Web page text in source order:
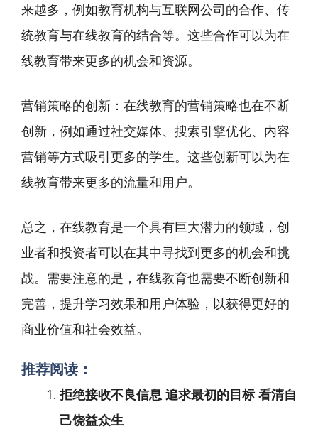
来越多，例如教育机构与互联网公司的合作、传
统教育与在线教育的结合等。这些合作可以为在
线教育带来更多的机会和资源。
营销策略的创新：在线教育的营销策略也在不断
创新，例如通过社交媒体、搜索引擎优化、内容
营销等方式吸引更多的学生。这些创新可以为在
线教育带来更多的流量和用户。
总之，在线教育是一个具有巨大潜力的领域，创
业者和投资者可以在其中寻找到更多的机会和挑
战。需要注意的是，在线教育也需要不断创新和
完善，提升学习效果和用户体验，以获得更好的
商业价值和社会效益。
推荐阅读：
拒绝接收不良信息 追求最初的目标 看清自
己饶益众生